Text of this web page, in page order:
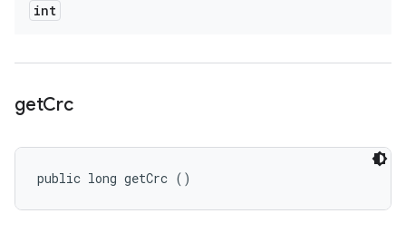
int
getCrc
public long getCrc ()